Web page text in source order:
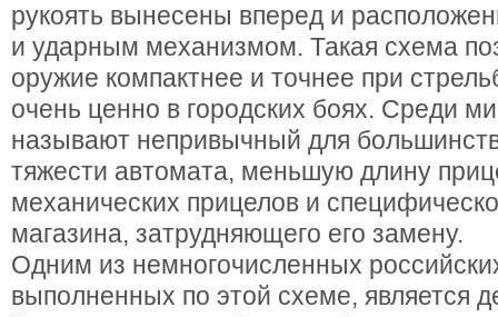
рукоять вынесены вперед и
и ударным механизмом. Такая схема
оружие компактнее и точнее при
очень ценно в городских боях. Среди
называют непривычный для
тяжести автомата, меньшую длину
механических прицелов и
магазина, затрудняющего его замену.
Одним из немногочисленных
выполненных по этой схеме, является